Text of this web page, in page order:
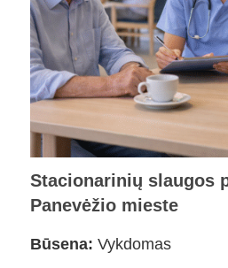
Stacionarinių slaugos
Panevėžio mieste
Būsena: Vykdomas